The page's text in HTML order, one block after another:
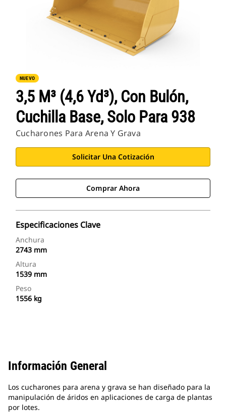
NUEVO
3,5 M³ (4,6 Yd³), Con Bulón,
Cuchilla Base, Solo Para 938
Cucharones Para Arena Y Grava
Solicitar Una Cotización
Comprar Ahora
Especificaciones Clave
Anchura
2743 mm
Altura
1539 mm
Peso
1556 kg
Información General
Los cucharones para arena y grava se han diseñado para la
manipulación de áridos en aplicaciones de carga de plantas
por lotes.